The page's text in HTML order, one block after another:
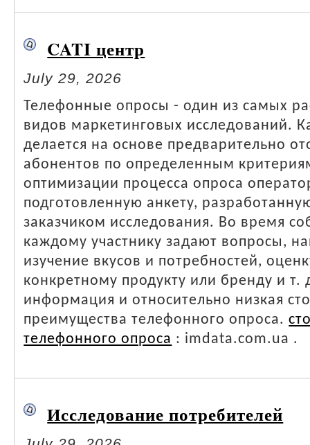
CATI центр
July 29, 2026
Телефонные опросы - один из самых
видов маркетинговых исследований.
делается на основе предварительно
абонентов по определенным
оптимизации процесса опроса
подготовленную анкету,
заказчиком исследования. Во время
каждому участнику задают вопросы,
изучение вкусов и потребностей,
конкретному продукту или бренду и т.
информация и относительно низкая
преимущества телефонного опроса.
телефонного опроса : imdata.com.ua .
Исследование потребителей